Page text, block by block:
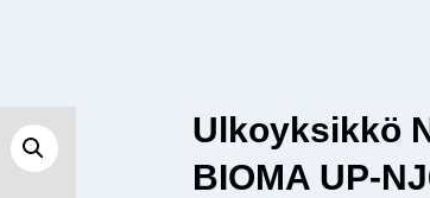
Ulkoyksikkö
BIOMA UP-